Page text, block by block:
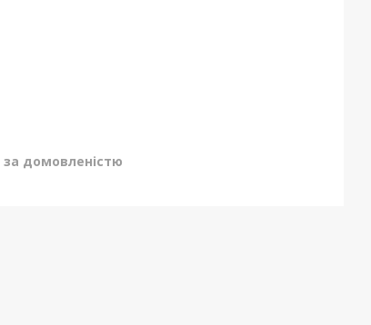
за домовленістю